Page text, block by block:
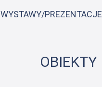
do
WYSTAWY/PREZENTACJE
OBIEKTY